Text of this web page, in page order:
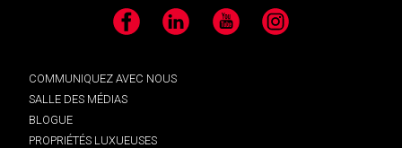
Facebook LinkedIn YouTube Instagram
COMMUNIQUEZ AVEC NOUS
SALLE DES MÉDIAS
BLOGUE
PROPRIÉTÉS LUXUEUSES